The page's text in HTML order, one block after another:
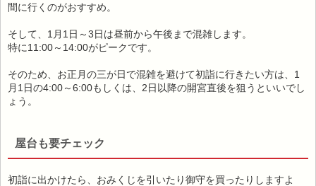
間に行くのがおすすめ。
そして、1月1日～3日は昼前から午後まで混雑します。
特に11:00～14:00がピークです。
そのため、お正月の三が日で混雑を避けて初詣に行きたい方は、1
月1日の4:00～6:00もしくは、2日以降の開宮直後を狙うといいでし
ょう。
屋台も要チェック
初詣に出かけたら、おみくじを引いたり御守を買ったりしますよ